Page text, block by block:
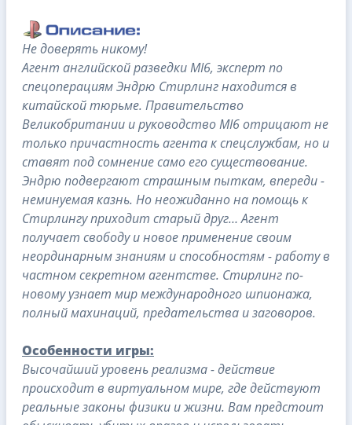
Не доверять никому!
Агент английской разведки MI6, эксперт по
спецоперациям Эндрю Стирлинг находится в
китайской тюрьме. Правительство
Великобритании и руководство MI6 отрицают не
только причастность агента к спецслужбам, но и
ставят под сомнение само его существование.
Эндрю подвергают страшным пыткам, впереди -
неминуемая казнь. Но неожиданно на помощь к
Стирлингу приходит старый друг… Агент
получает свободу и новое применение своим
неординарным знаниям и способностям - работу в
частном секретном агентстве. Стирлинг по-
новому узнает мир международного шпионажа,
полный махинаций, предательства и заговоров.
Особенности игры:
Высочайший уровень реализма - действие
происходит в виртуальном мире, где действуют
реальные законы физики и жизни. Вам предстоит